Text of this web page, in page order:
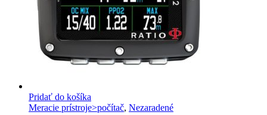
Pridať do košíka
Meracie prístroje>počítač, Nezaradené